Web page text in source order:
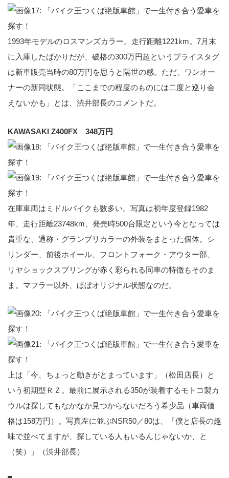
1993年モデルのロスマンズカラー。走行距離1221km。7月末
に入庫したばかりだが、破格の300万円超というプライスタグ
は新車販売当時の80万円を思うと隔世の感。ただ、ワンオー
ナーの新同状態。「ここまでの程度のものには二度と巡り会
えないかも」とは、渋井部長のコメントだ。
KAWASAKI Z400FX 348万円
在庫車両はミドルバイクも数多い。写真は初年度登録1982
年、走行距離23748km、発売時500台限定という今となっては
貴重な、通称・グランプリカラーの外装をまとった個体。シ
リンダー、前後ホイール、フロントフォーク・アウター部、
リヤショックスプリングが赤く彩られる同車の特徴もそのま
ま。マフラー以外、ほぼオリジナル状態なのだ。
上は「今、ちょっと動きがとまっています」（松田店長）と
いう初期型ＲＺ。最前に展示される350が装着するモトコ製カ
ウルは探してもなかなか見つからないだろう希少品（車両価
格は158万円）。写真左に並ぶNSR50／80は、「僕と店長の趣
味で並べてますが、探している人もいるんじゃないか、と
（笑）」（渋井部長）